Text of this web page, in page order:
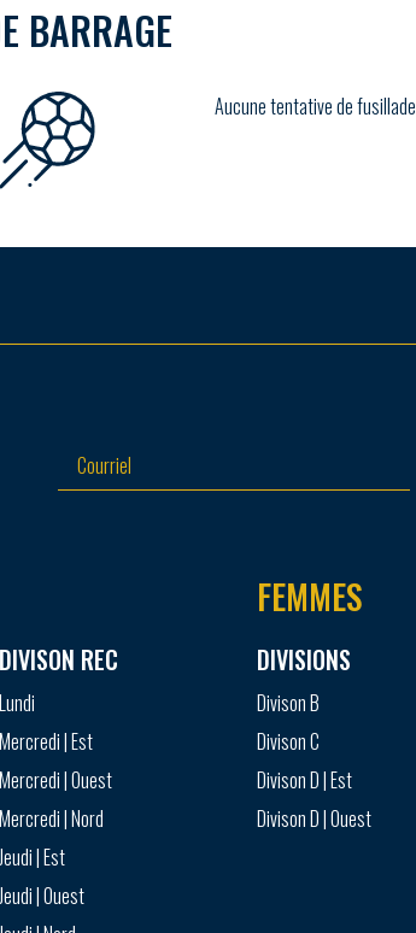
BARRAGE
Aucune tentative de fusillade
DIVISON REC
Lundi
Mercredi | Est
Mercredi | Ouest
Mercredi | Nord
Jeudi | Est
Jeudi | Ouest
FEMMES
DIVISIONS
Divison B
Divison C
Divison D | Est
Divison D | Ouest